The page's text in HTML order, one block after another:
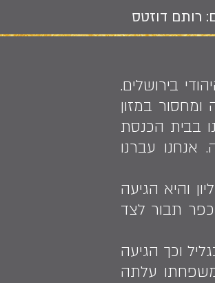
רותם דוזטס
שושנה כהן. היא נולדה בשנת 1941 ברובע היהודי בירושלים.
במזון
בבית הכנסת
אנחנו עברנו
והיא הגיעה
קבור בבית העלמין בכפר תבור לצד
וכך הגיעה
עלתה